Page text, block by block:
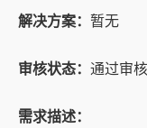
解决方案： 暂无
审核状态： 通过审核
需求描述：